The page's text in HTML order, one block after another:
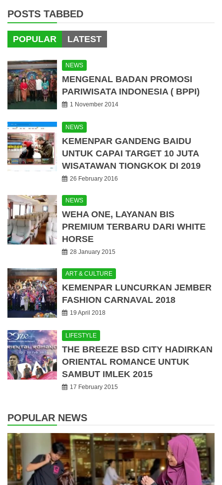
POSTS TABBED
POPULAR LATEST
NEWS
MENGENAL BADAN PROMOSI
PARIWISATA INDONESIA ( BPPI)
1 November 2014
NEWS
KEMENPAR GANDENG BAIDU
UNTUK CAPAI TARGET 10 JUTA
WISATAWAN TIONGKOK DI 2019
26 February 2016
NEWS
WEHA ONE, LAYANAN BIS
PREMIUM TERBARU DARI WHITE
HORSE
28 January 2015
ART & CULTURE
KEMENPAR LUNCURKAN JEMBER
FASHION CARNAVAL 2018
19 April 2018
LIFESTYLE
THE BREEZE BSD CITY HADIRKAN
ORIENTAL ROMANCE UNTUK
SAMBUT IMLEK 2015
17 February 2015
POPULAR NEWS